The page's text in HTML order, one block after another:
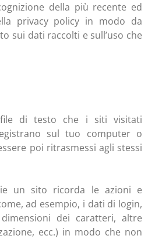
della più recente ed
privacy policy in modo da
sui dati raccolti e sull’uso che
di testo che i siti visitati
sul tuo computer o
poi ritrasmessi agli stessi
un sito ricorda le azioni e
ad esempio, i dati di login,
dei caratteri, altre
ecc.) in modo che non